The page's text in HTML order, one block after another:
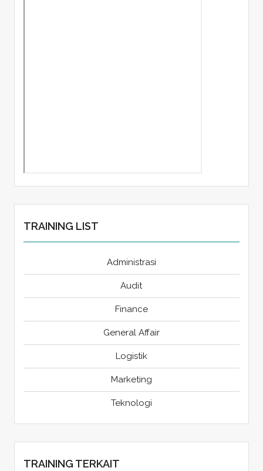
TRAINING LIST
Administrasi
Audit
Finance
General Affair
Logistik
Marketing
Teknologi
TRAINING TERKAIT